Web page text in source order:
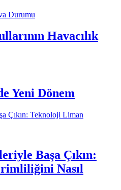
Durumu
Havacılık
Yeni Dönem
Başa Çıkın:
Nasıl